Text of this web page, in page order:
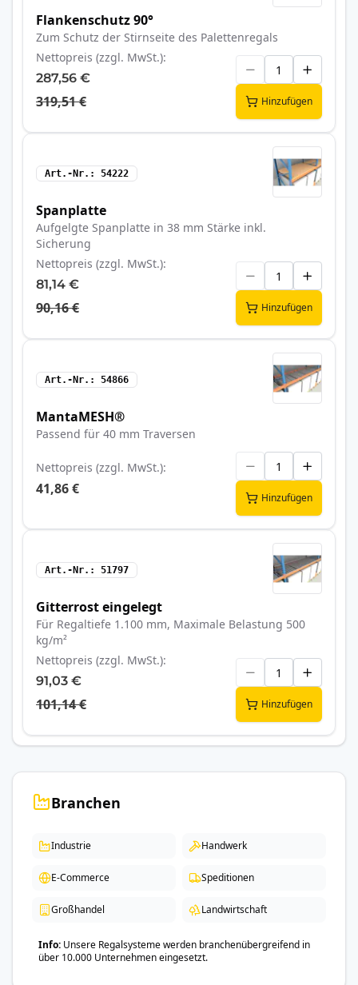
Flankenschutz 90°
Zum Schutz der Stirnseite des Palettenregals
Nettopreis (zzgl. MwSt.)
287,56 €
319,51 € Hinzufügen
Art.-Nr. 54222
Spanplatte
Aufgelgte Spanplatte in 38 mm Stärke inkl.
Sicherung
Nettopreis (zzgl. MwSt.)
81,14 €
90,16 € Hinzufügen
Art.-Nr. 54866
MantaMESH®
Passend für 40 mm Traversen
Nettopreis (zzgl. MwSt.)
41,86 €
Hinzufügen
Art.-Nr. 51797
Gitterrost eingelegt
Für Regaltiefe 1.100 mm, Maximale Belastung 500
kg/m²
Nettopreis (zzgl. MwSt.)
91,03 €
101,14 € Hinzufügen
Branchen
Industrie Handwerk
E-Commerce Speditionen
Großhandel Landwirtschaft
Info Unsere Regalsysteme werden branchenübergreifend in
über 10.000 Unternehmen eingesetzt.